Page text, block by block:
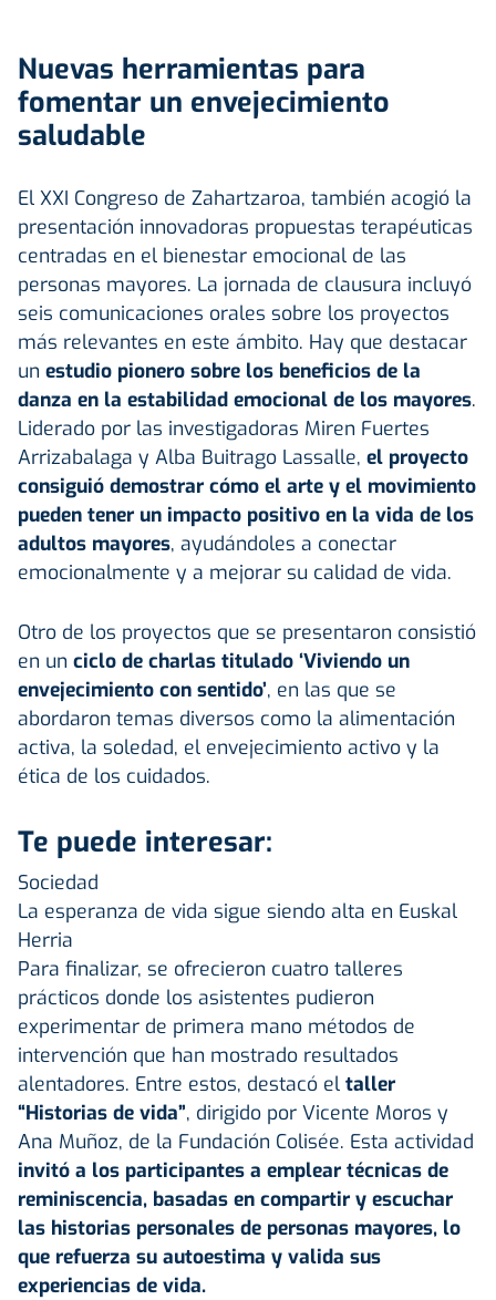
Nuevas herramientas para
fomentar un envejecimiento
saludable
El XXI Congreso de Zahartzaroa, también acogió la
presentación innovadoras propuestas terapéuticas
centradas en el bienestar emocional de las
personas mayores. La jornada de clausura incluyó
seis comunicaciones orales sobre los proyectos
más relevantes en este ámbito. Hay que destacar
un estudio pionero sobre los beneficios de la
danza en la estabilidad emocional de los mayores.
Liderado por las investigadoras Miren Fuertes
Arrizabalaga y Alba Buitrago Lassalle, el proyecto
consiguió demostrar cómo el arte y el movimiento
pueden tener un impacto positivo en la vida de los
adultos mayores, ayudándoles a conectar
emocionalmente y a mejorar su calidad de vida.
Otro de los proyectos que se presentaron consistió
en un ciclo de charlas titulado ‘Viviendo un
envejecimiento con sentido’, en las que se
abordaron temas diversos como la alimentación
activa, la soledad, el envejecimiento activo y la
ética de los cuidados.
Te puede interesar:
Sociedad
La esperanza de vida sigue siendo alta en Euskal
Herria
Para finalizar, se ofrecieron cuatro talleres
prácticos donde los asistentes pudieron
experimentar de primera mano métodos de
intervención que han mostrado resultados
alentadores. Entre estos, destacó el taller
“Historias de vida”, dirigido por Vicente Moros y
Ana Muñoz, de la Fundación Colisée. Esta actividad
invitó a los participantes a emplear técnicas de
reminiscencia, basadas en compartir y escuchar
las historias personales de personas mayores, lo
que refuerza su autoestima y valida sus
experiencias de vida.